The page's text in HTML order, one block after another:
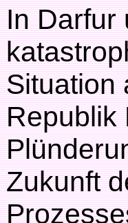
In Darfur
Situation
Republik
Zukunft